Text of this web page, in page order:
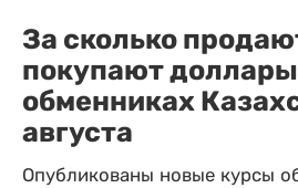
За сколько
покупают
обменниках
августа
Опубликованы новые курсы